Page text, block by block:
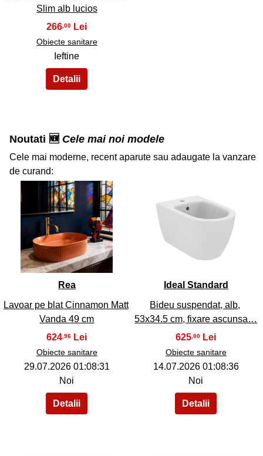
Slim alb lucios
266 ,00
Obiecte sanitare
Ieftine
Noutati 🆕 Cele mai noi modele
Cele mai moderne, recent aparute sau adaugate la vanzare
de curand:
36
Rea
Lavoar pe blat Cinnamon Matt
Vanda 49 cm
624 ,96
Obiecte sanitare
29.07.2026 01:08:31
Noi
Ideal Standard
Bideu suspendat, alb,
53x34.5 cm, fixare ascunsa…
625 ,00
Obiecte sanitare
14.07.2026 01:08:36
Noi